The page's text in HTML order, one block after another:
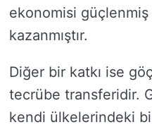
ekonomisi
kazanmıştır.
Diğer bir katkı ise
tecrübe transferidir.
kendi ülkelerindeki